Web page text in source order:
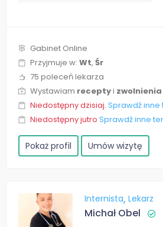
Gabinet Online
Przyjmuje w: Wt, Śr
75 poleceń lekarza
Wystawiam receptyi zwolnienia
Niedostępny dzisiaj. Sprawdź inne
Niedostępny jutro Sprawdź inne
Pokaż profil Umów wizytę
Internista Lekarz
Michał Obel